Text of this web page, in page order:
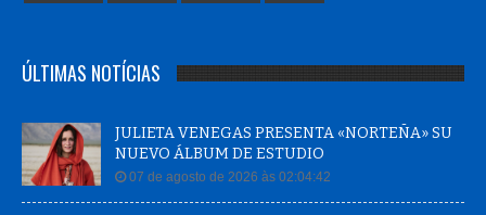
ÚLTIMAS NOTÍCIAS
JULIETA VENEGAS PRESENTA «NORTEÑA» SU
NUEVO ÁLBUM DE ESTUDIO
07 de agosto de 2026 às 02:04:42